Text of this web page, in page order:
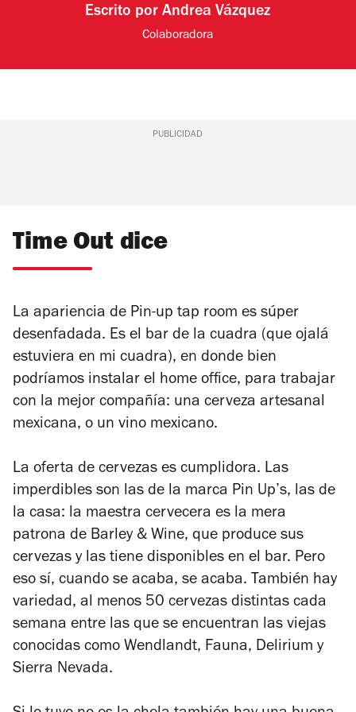
Escrito porAndrea Vázquez
Colaboradora
PUBLICIDAD
Time Out dice
La apariencia de Pin-up tap room es súper
desenfadada. Es el bar de la cuadra (que ojalá
estuviera en mi cuadra), en donde bien
podríamos instalar el home office, para trabajar
con la mejor compañía: una cerveza artesanal
mexicana, o un vino mexicano.
La oferta de cervezas es cumplidora. Las
imperdibles son las de la marca Pin Up’s, las de
la casa: la maestra cervecera es la mera
patrona de Barley & Wine, que produce sus
cervezas y las tiene disponibles en el bar. Pero
eso sí, cuando se acaba, se acaba. También hay
variedad, al menos 50 cervezas distintas cada
semana entre las que se encuentran las viejas
conocidas como Wendlandt, Fauna, Delirium y
Sierra Nevada.